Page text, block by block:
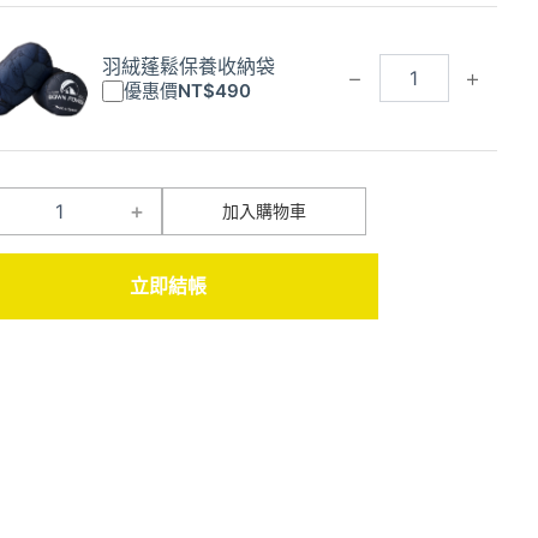
羽絨蓬鬆保養收納袋
優惠價NT$490 − +
+ 加入購物車
立即結帳